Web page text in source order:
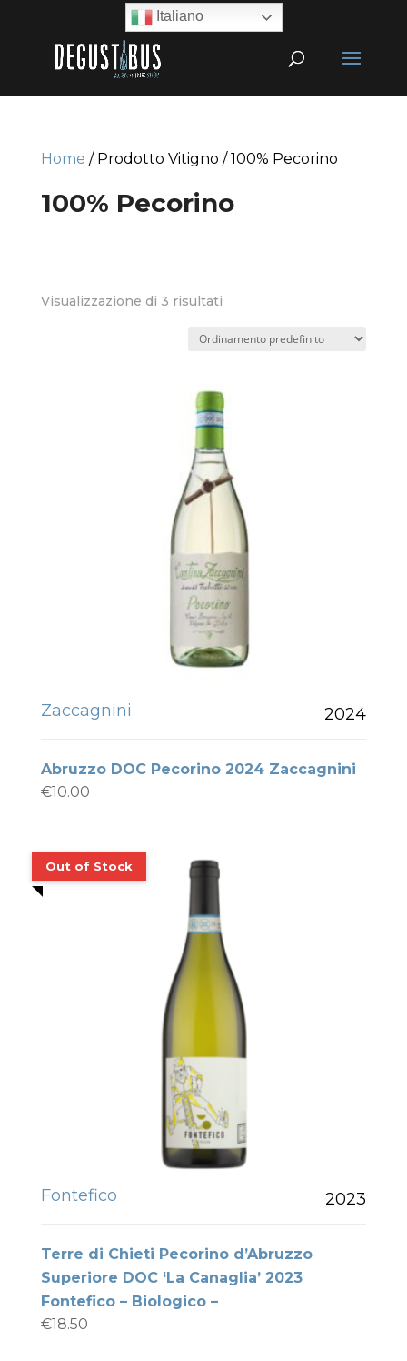
Home / Prodotto Vitigno / 100% Pecorino
100% Pecorino
Visualizzazione di 3 risultati
Zaccagnini 2024
Abruzzo DOC Pecorino 2024 Zaccagnini
€10.00
Fontefico 2023
Terre di Chieti Pecorino d’Abruzzo
Superiore DOC ‘La Canaglia’ 2023
Fontefico – Biologico –
€18.50
Italiano